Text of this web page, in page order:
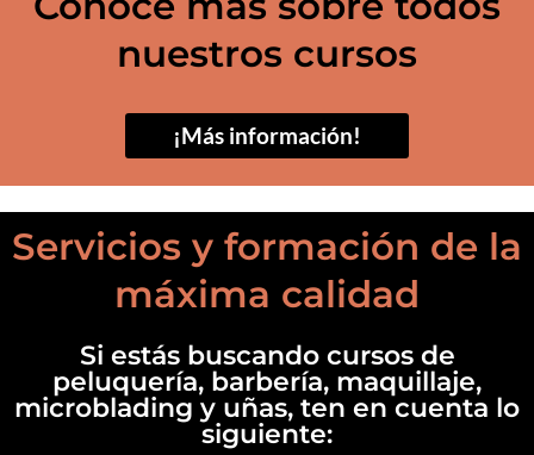
nuestros cursos
¡Más información!
Servicios y formación de la
máxima calidad
Si estás buscando cursos de
peluquería, barbería, maquillaje,
microblading y uñas, ten en cuenta lo
siguiente: